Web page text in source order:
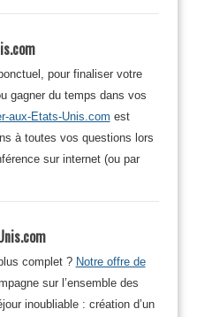
pour finaliser votre
gagner du temps dans vos
aux-Etats-Unis.com est
à toutes vos questions lors
sur internet (ou par
complet ? Notre offre de
sur l’ensemble des
inoubliable : création d’un